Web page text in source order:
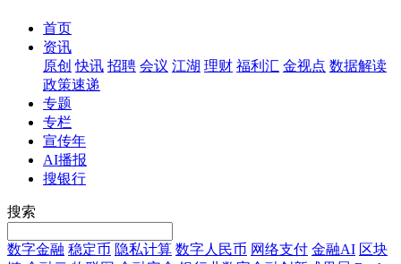
首页
资讯
原创 快讯 招聘 会议 江湖 理财 福利汇 金视点 数据解读
政策速递
专题
专栏
宣传年
AI播报
搜银行
搜索
数字金融 稳定币 隐私计算 数字人民币 网络支付 金融AI 区块